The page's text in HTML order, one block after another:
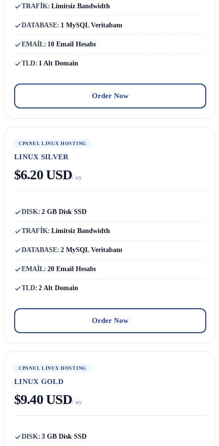
TRAFİK: Limitsiz Bandwidth
DATABASE: 1 MySQL Veritabanı
EMAİL: 10 Email Hesabı
TLD: 1 Alt Domain
Order Now
CPANEL LINUX HOSTING
LINUX SILVER
$6.20 USD/ ay
DISK: 2 GB Disk SSD
TRAFİK: Limitsiz Bandwidth
DATABASE: 2 MySQL Veritabanı
EMAİL: 20 Email Hesabı
TLD: 2 Alt Domain
Order Now
CPANEL LINUX HOSTING
LINUX GOLD
$9.40 USD/ ay
DISK: 3 GB Disk SSD